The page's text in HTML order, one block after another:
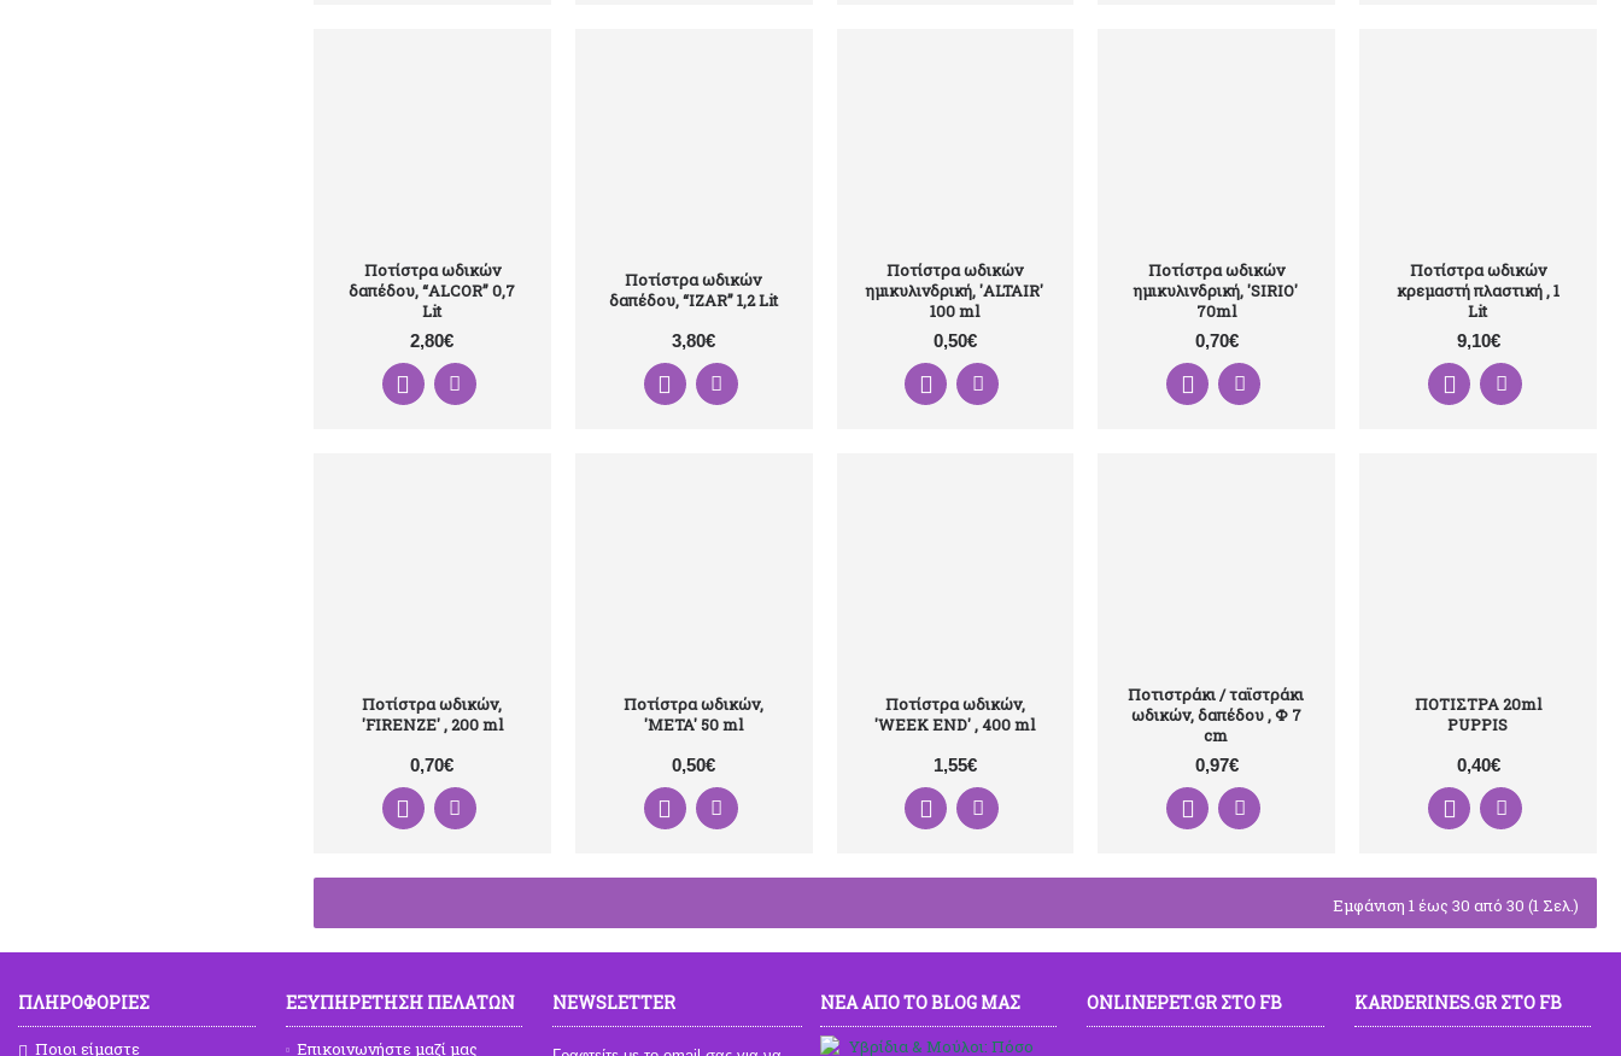
Ποτίστρα ωδικών
δαπέδου, “ALCOR” 0,7
Lit
2,80€
Ποτίστρα ωδικών
δαπέδου, “IZAR” 1,2 Lit
3,80€
Ποτίστρα ωδικών
ημικυλινδρική, 'ALTAIR'
100 ml
0,50€
Ποτίστρα ωδικών
ημικυλινδρική, 'SIRIO'
70ml
0,70€
Ποτίστρα ωδικών
κρεμαστή πλαστική , 1
Lit
9,10€
Ποτίστρα ωδικών,
'FIRENZE' , 200 ml
0,70€
Ποτίστρα ωδικών,
'META' 50 ml
0,50€
Ποτίστρα ωδικών,
'WEEK END' , 400 ml
1,55€
Ποτιστράκι / ταϊστράκι
ωδικών, δαπέδου , Φ 7
cm
0,97€
ΠΟΤΙΣΤΡΑ 20ml
PUPPIS
0,40€
Εμφάνιση 1 έως 30 από 30 (1 Σελ.)
ΠΛΗΡΟΦΟΡΙΕΣ
Ποιοι είμαστε
ΕΞΥΠΗΡΕΤΗΣΗ ΠΕΛΑΤΩΝ
Επικοινωνήστε μαζί μας
NEWSLETTER ΝΕΑ ΑΠΟ ΤΟ BLOG ΜΑΣ ONLINEPET.GR ΣΤΟ FB KARDERINES.GR ΣΤΟ FB